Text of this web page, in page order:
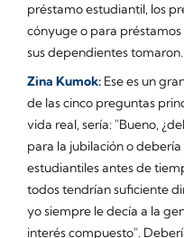
préstamo estudiantil, los
cónyuge o para
sus dependientes
Zina Kumok: Ese es un
de las cinco preguntas
vida real, sería: "Bueno,
para la jubilación o
estudiantiles antes de
todos tendrían suficiente
yo siempre le decía a la
interés compuesto".